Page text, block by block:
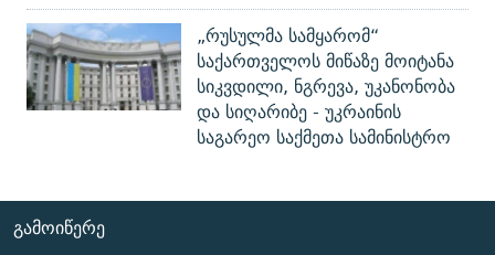
„რუსულმა სამყარომ“
საქართველოს მიწაზე მოიტანა
სიკვდილი, ნგრევა, უკანონობა
და სიღარიბე - უკრაინის
საგარეო საქმეთა სამინისტრო
ᲒᲐᲛᲝᲘᲬᲔᲠᲔ